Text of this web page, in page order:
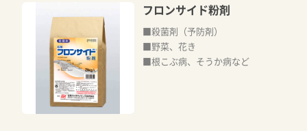
フロンサイド粉剤
■殺菌剤（予防剤）
■野菜、花き
■根こぶ病、そうか病など